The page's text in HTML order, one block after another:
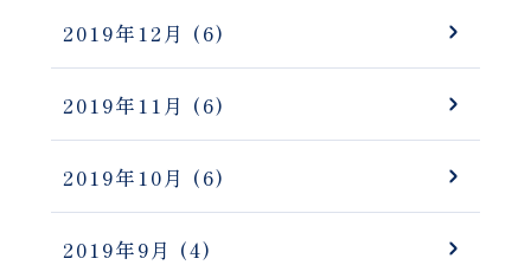
2019年12月 (6)
2019年11月 (6)
2019年10月 (6)
2019年9月 (4)